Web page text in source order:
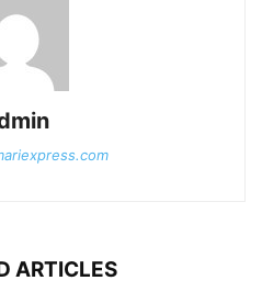
ARTICLES